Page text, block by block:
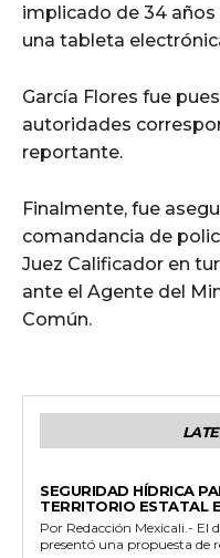
implicado de 34 años
una tableta
García Flores fue
autoridades
reportante.
Finalmente, fue
comandancia de
Juez Calificador en
ante el Agente del
Común.
SEGURIDAD HÍDRICA
TERRITORIO ESTATAL
Por Redacción Mexicali.- El diputado Jesús Daniel Razo Córdova,
presentó una propuesta de